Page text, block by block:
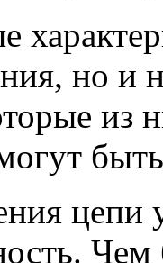
но и
из
цепи